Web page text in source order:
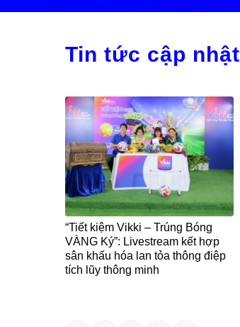
Tin tức cập nhật
“Tiết kiệm Vikki – Trúng Bóng
VÀNG Ký”: Livestream kết hợp
sân khấu hóa lan tỏa thông điệp
tích lũy thông minh